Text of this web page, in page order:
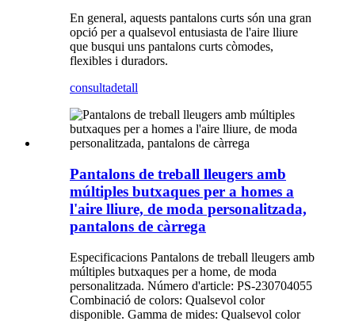
En general, aquests pantalons curts són una gran
opció per a qualsevol entusiasta de l'aire lliure
que busqui uns pantalons curts còmodes,
flexibles i duradors.
consultadetall
Pantalons de treball lleugers amb
múltiples butxaques per a homes a
l'aire lliure, de moda personalitzada,
pantalons de càrrega
Especificacions Pantalons de treball lleugers amb
múltiples butxaques per a home, de moda
personalitzada. Número d'article: PS-230704055
Combinació de colors: Qualsevol color
disponible. Gamma de mides: Qualsevol color